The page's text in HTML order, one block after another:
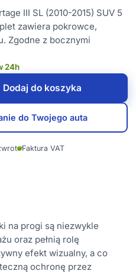
III SL (2010-2015) SUV 5
zawiera pokrowce,
Zgodne z bocznymi
24h
Dodaj do koszyka
do Twojego auta
✓Faktura VAT
na progi są niezwykle
oraz pełnią rolę
efekt wizualny, a co
ochronę przez